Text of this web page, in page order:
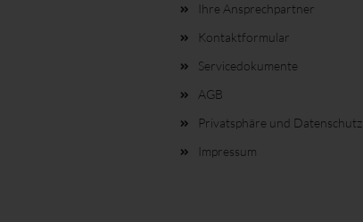
Ihre Ansprechpartner
Kontaktformular
Servicedokumente
AGB
Privatsphäre und Datenschutz
Impressum